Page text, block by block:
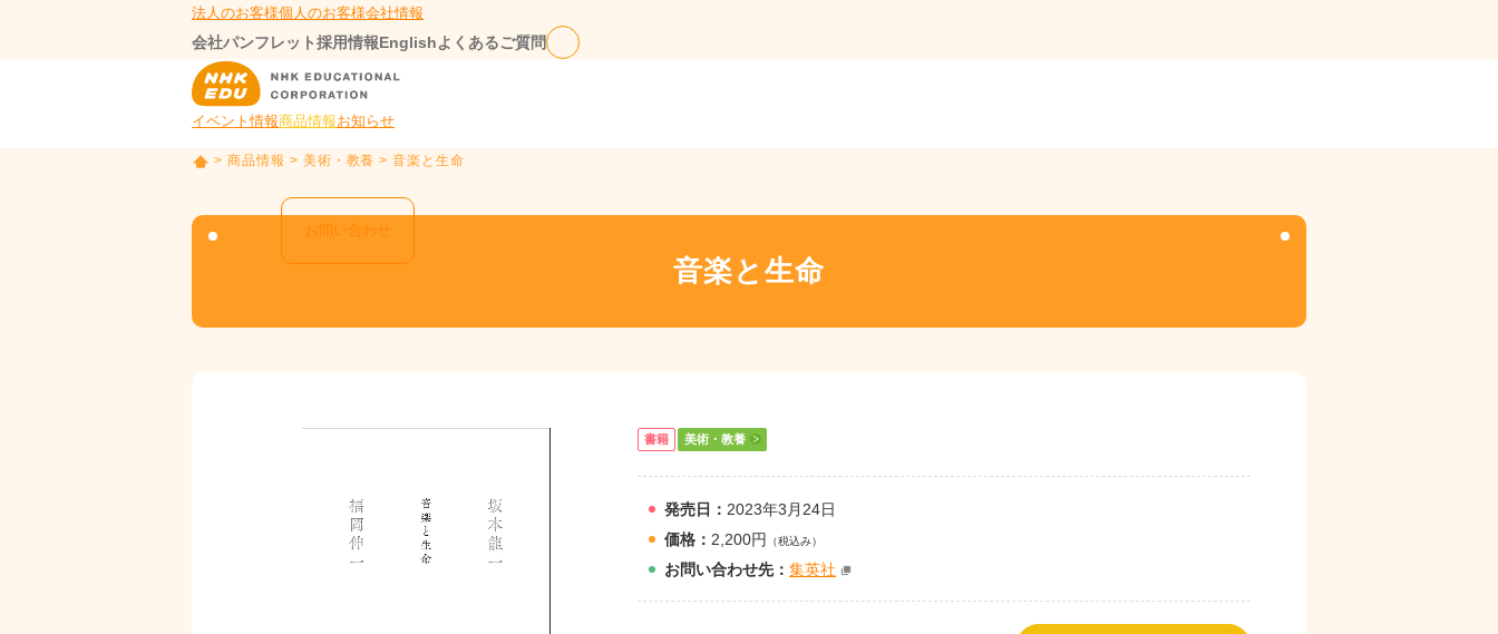
法人のお客様個人のお客様会社情報
会社パンフレット採用情報Englishよくあるご質問
イベント情報商品情報お知らせ
お問い合わせ
P
> 商品情報 > 美術・教養 > 音楽と生命
音楽と生命
書籍 美術・教養
発売日： 2023年3月24日
価格： 2,200円 （税込み）
お問い合わせ先： 集英社